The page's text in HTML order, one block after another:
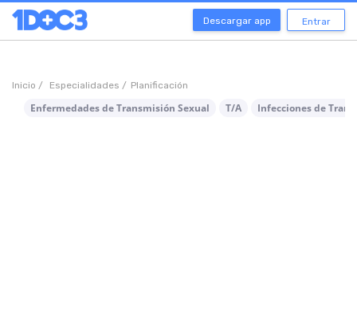
Descargar app Entrar
Inicio / Especialidades / Planificación
Enfermedades de Transmisión Sexual T/A Infecciones de